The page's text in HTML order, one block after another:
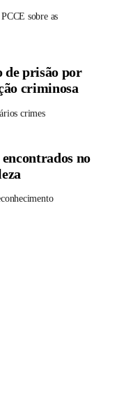
sobre as
de prisão por
criminosa
crimes
no